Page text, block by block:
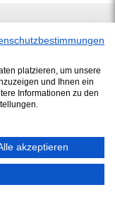
+49 (0)5492 9688 0 /
platzieren, um unsere
und Ihnen ein
Informationen zu den
akzeptieren